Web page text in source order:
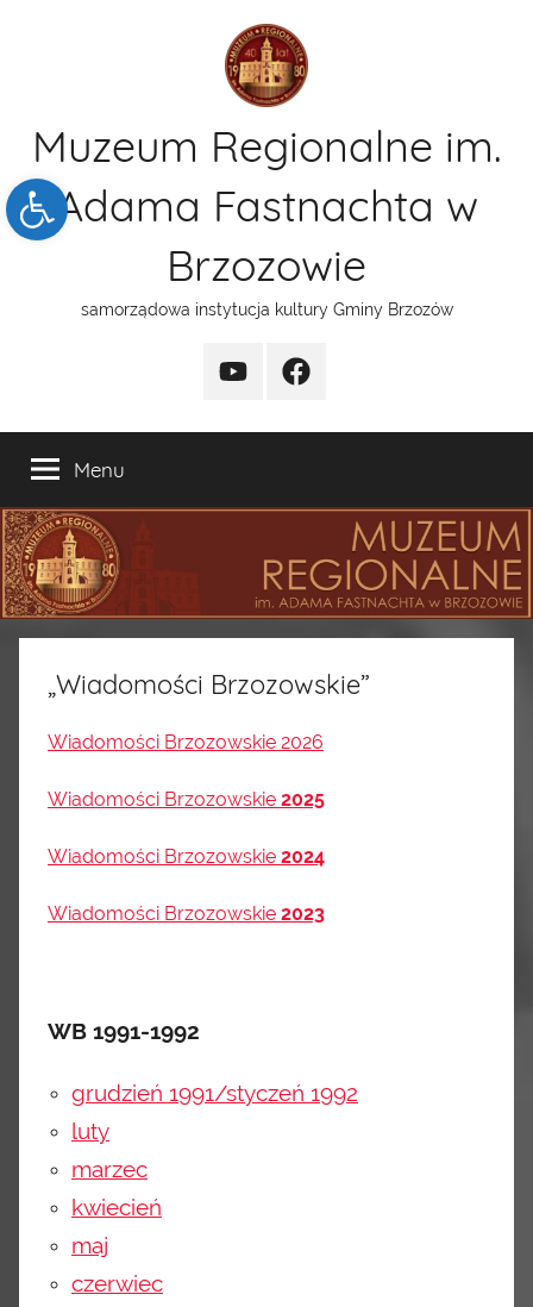
Open toolbar
Muzeum Regionalne im.
Adama Fastnachta w
Brzozowie
samorządowa instytucja kultury Gminy Brzozów
kanal
funpage
Menu
„Wiadomości Brzozowskie”
Wiadomości Brzozowskie 2026
Wiadomości Brzozowskie 2025
Wiadomości Brzozowskie 2024
Wiadomości Brzozowskie 2023
WB 1991-1992
grudzień 1991/styczeń 1992
luty
marzec
kwiecień
maj
czerwiec